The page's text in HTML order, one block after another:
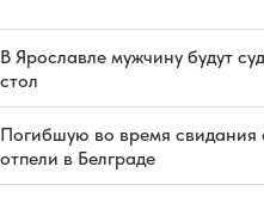
В Ярославле мужчину будут
стол
Погибшую во время свидания
отпели в Белграде